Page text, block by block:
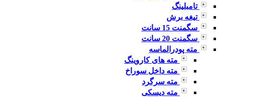
تامبلینگ
تیغه برش
سگمنت 15 سانت
سگمنت 20 سانت
مته پودرالماسه
مته های کاروینگ
مته داخل سوراخ
مته سرگرد
مته دیسکی